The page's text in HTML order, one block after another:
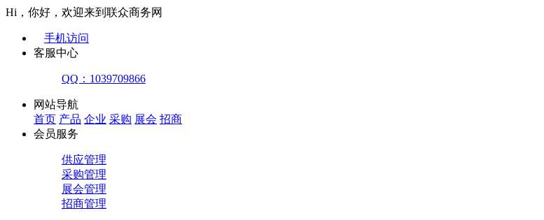
Hi，你好，欢迎来到联众商务网
手机访问
客服中心
QQ：1039709866
网站导航
首页 产品 企业 采购 展会 招商
会员服务
供应管理
采购管理
展会管理
招商管理